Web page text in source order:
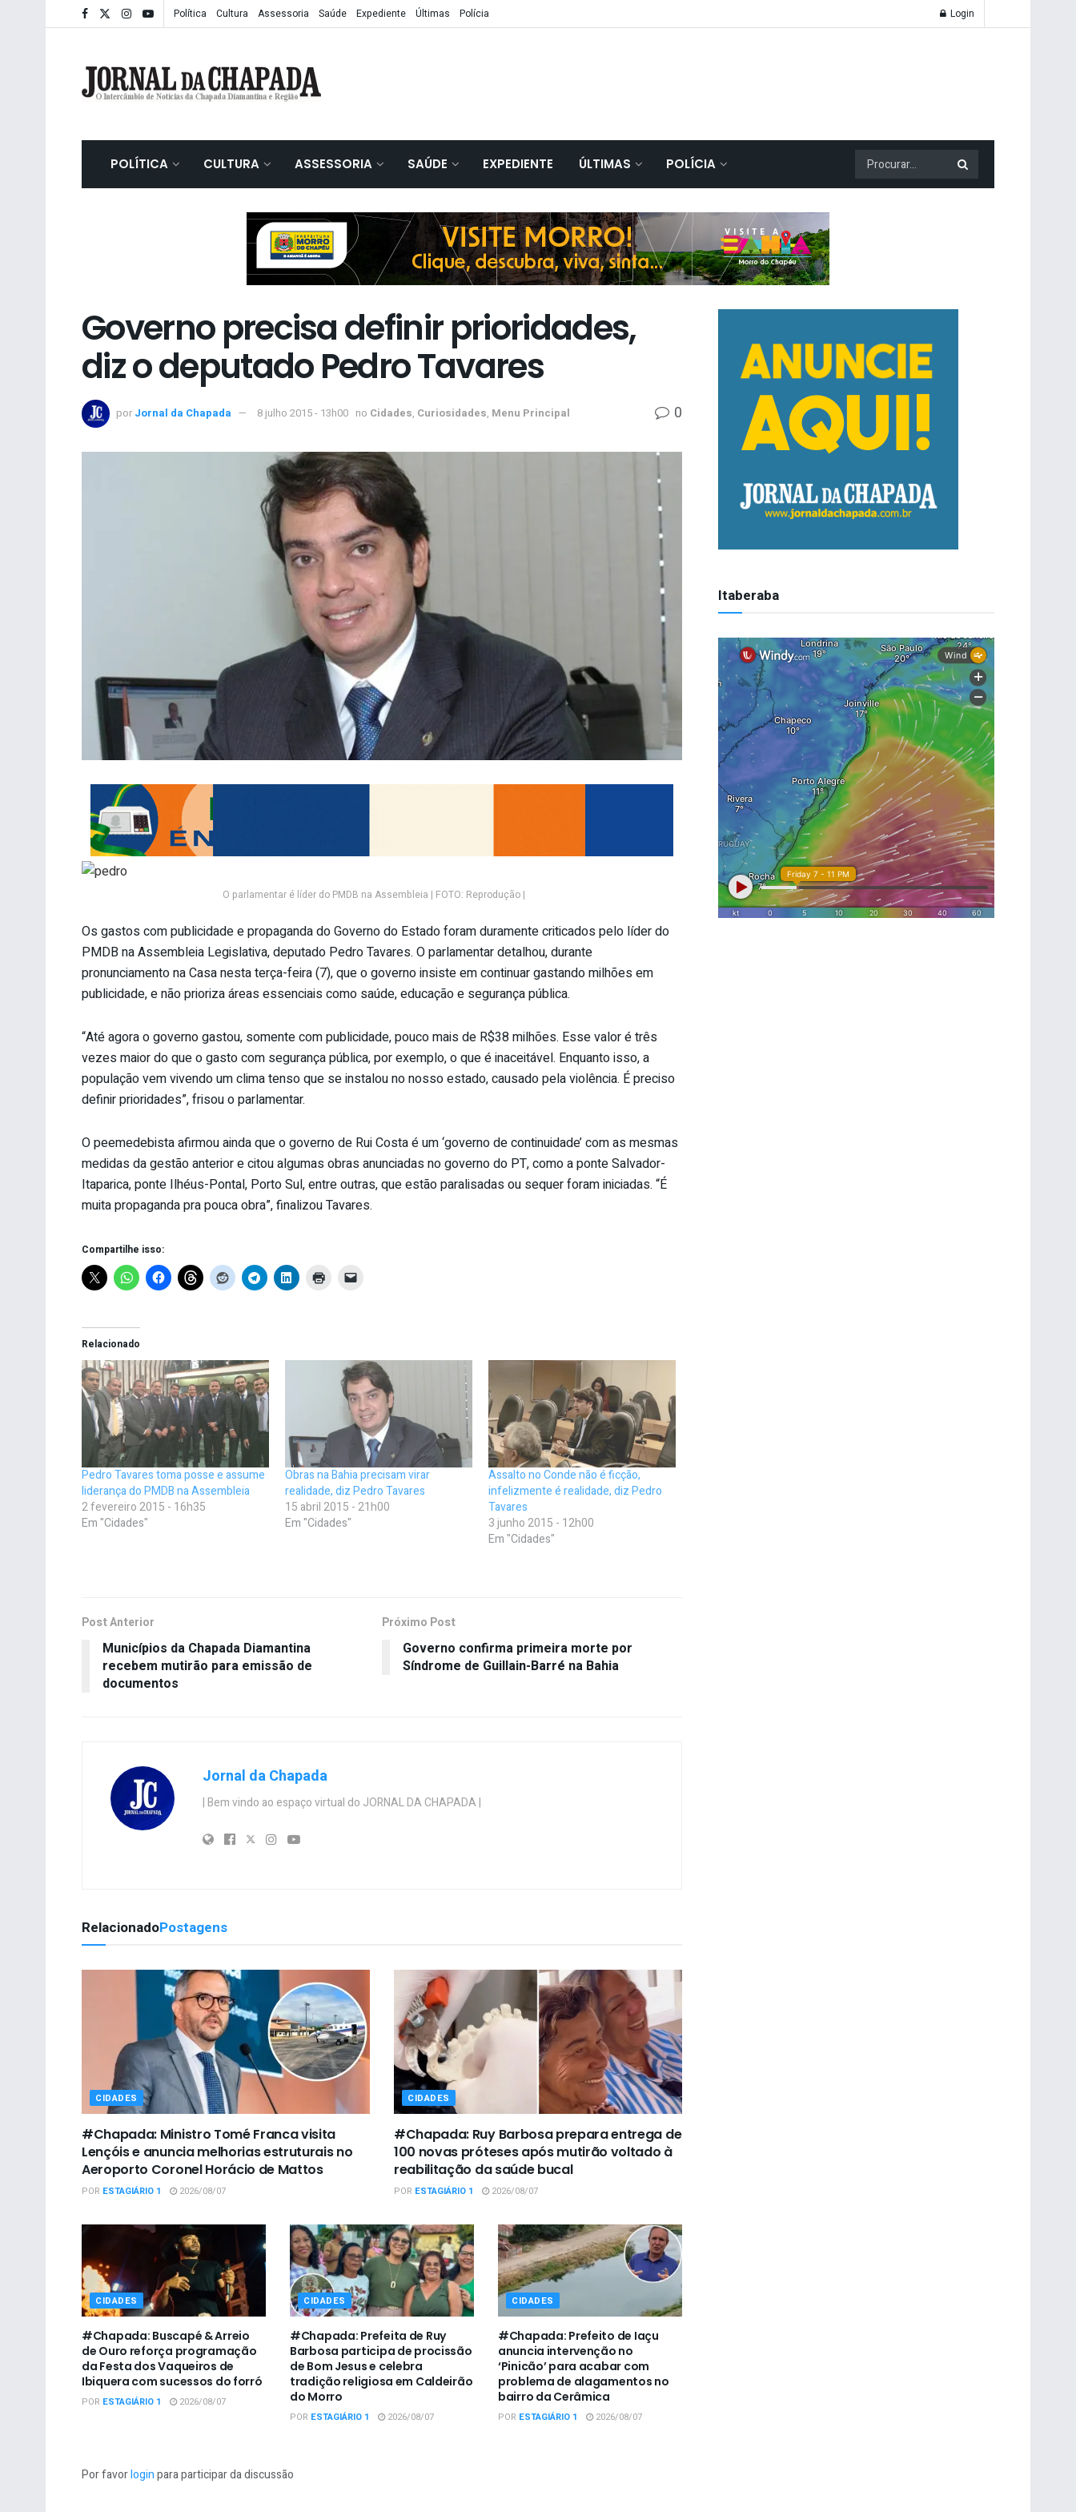
Política Cultura Assessoria Saúde Expediente Últimas Polícia Login
POLÍTICA CULTURA ASSESSORIA SAÚDE EXPEDIENTE ÚLTIMAS POLÍCIA
Governo precisa definir prioridades,
diz o deputado Pedro Tavares
por Jornal da Chapada 8 julho 2015 - 13h00 no Cidades, Curiosidades, Menu Principal 0
O parlamentar é líder do PMDB na Assembleia | FOTO: Reprodução |
Os gastos com publicidade e propaganda do Governo do Estado foram duramente criticados pelo líder do
PMDB na Assembleia Legislativa, deputado Pedro Tavares. O parlamentar detalhou, durante
pronunciamento na Casa nesta terça-feira (7), que o governo insiste em continuar gastando milhões em
publicidade, e não prioriza áreas essenciais como saúde, educação e segurança pública.
“Até agora o governo gastou, somente com publicidade, pouco mais de R$38 milhões. Esse valor é três
vezes maior do que o gasto com segurança pública, por exemplo, o que é inaceitável. Enquanto isso, a
população vem vivendo um clima tenso que se instalou no nosso estado, causado pela violência. É preciso
definir prioridades”, frisou o parlamentar.
O peemedebista afirmou ainda que o governo de Rui Costa é um ‘governo de continuidade’ com as mesmas
medidas da gestão anterior e citou algumas obras anunciadas no governo do PT, como a ponte Salvador-
Itaparica, ponte Ilhéus-Pontal, Porto Sul, entre outras, que estão paralisadas ou sequer foram iniciadas. “É
muita propaganda pra pouca obra”, finalizou Tavares.
Compartilhe isso:
Relacionado
Pedro Tavares toma posse e assume
liderança do PMDB na Assembleia
2 fevereiro 2015 - 16h35
Em "Cidades"
Obras na Bahia precisam virar
realidade, diz Pedro Tavares
15 abril 2015 - 21h00
Em "Cidades"
Assalto no Conde não é ficção,
infelizmente é realidade, diz Pedro
Tavares
3 junho 2015 - 12h00
Em "Cidades"
Post Anterior
Municípios da Chapada Diamantina
recebem mutirão para emissão de
documentos
Próximo Post
Governo confirma primeira morte por
Síndrome de Guillain-Barré na Bahia
Jornal da Chapada
| Bem vindo ao espaço virtual do JORNAL DA CHAPADA |
RelacionadoPostagens
CIDADES
#Chapada: Ministro Tomé Franca visita
Lençóis e anuncia melhorias estruturais no
Aeroporto Coronel Horácio de Mattos
POR ESTAGIÁRIO 1 2026/08/07
CIDADES
#Chapada: Ruy Barbosa prepara entrega de
100 novas próteses após mutirão voltado à
reabilitação da saúde bucal
POR ESTAGIÁRIO 1 2026/08/07
CIDADES
#Chapada: Buscapé & Arreio
de Ouro reforça programação
da Festa dos Vaqueiros de
Ibiquera com sucessos do forró
POR ESTAGIÁRIO 1 2026/08/07
CIDADES
#Chapada: Prefeita de Ruy
Barbosa participa de procissão
de Bom Jesus e celebra
tradição religiosa em Caldeirão
do Morro
POR ESTAGIÁRIO 1 2026/08/07
CIDADES
#Chapada: Prefeito de Iaçu
anuncia intervenção no
‘Pinicão’ para acabar com
problema de alagamentos no
bairro da Cerâmica
POR ESTAGIÁRIO 1 2026/08/07
Por favorloginpara participar da discussão
Itaberaba